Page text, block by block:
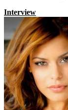
Interview